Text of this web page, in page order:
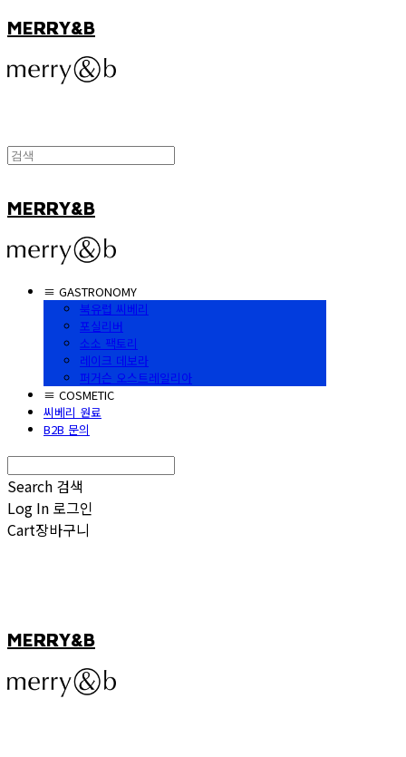
MERRY&B
MERRY&B
≡ GASTRONOMY
북유럽 씨베리
포실리버
소소 팩토리
레이크 데보라
퍼거슨 오스트레일리아
≡ COSMETIC
씨베리 원료
B2B 문의
Search 검색
Log In 로그인
Cart장바구니
MERRY&B